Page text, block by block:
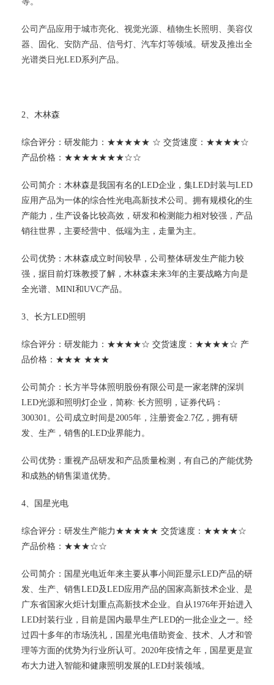
公司产品应用于城市亮化、视觉光源、植物生长照明、美容仪
器、固化、安防产品、信号灯、汽车灯等领域。研发及推出全
光谱类日光LED系列产品。
2、木林森
综合评分：研发能力：★★★★★ ☆ 交货速度：★★★★☆
产品价格：★★★★★★★☆☆
公司简介：木林森是我国有名的LED企业，集LED封装与LED
应用产品为一体的综合性光电高新技术公司。拥有规模化的生
产能力，生产设备比较高效，研发和检测能力相对较强，产品
销往世界，主要经营中、低端为主，走量为主。
公司优势：木林森成立时间较早，公司整体研发生产能力较
强，据目前灯珠教授了解，木林森未来3年的主要战略方向是
全光谱、MINI和UVC产品。
3、长方LED照明
综合评分：研发能力：★★★★☆ 交货速度：★★★★☆ 产
品价格：★★★ ★★★
公司简介：长方半导体照明股份有限公司是一家老牌的深圳
LED光源和照明灯企业，简称: 长方照明，证券代码：
300301。公司成立时间是2005年，注册资金2.7亿，拥有研
发、生产，销售的LED业界能力。
公司优势：重视产品研发和产品质量检测，有自己的产能优势
和成熟的销售渠道优势。
4、国星光电
综合评分：研发生产能力★★★★★ 交货速度：★★★★☆
产品价格：★★★☆☆
公司简介：国星光电近年来主要从事小间距显示LED产品的研
发、生产、销售LED及LED应用产品的国家高新技术企业、是
广东省国家火炬计划重点高新技术企业。自从1976年开始进入
LED封装行业，目前是国内最早生产LED的一批企业之一。经
过四十多年的市场洗礼，国星光电借助资金、技术、人才和管
理等方面的优势为行业所认可。2020年疫情之年，国星更是宣
布大力进入智能和健康照明发展的LED封装领域。